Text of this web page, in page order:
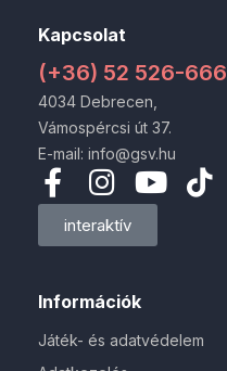
Információk
Játék- és adatvédelem
Kapcsolat
(+36) 52 526-666
4034 Debrecen,
Vámospércsi út 37.
E-mail: info@gsv.hu
interaktív